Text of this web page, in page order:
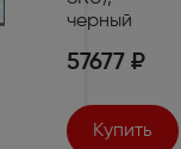
черный
57677 ₽
Купить